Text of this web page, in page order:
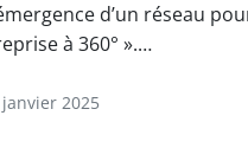
d’un réseau
à 360° ».…
janvier 2025